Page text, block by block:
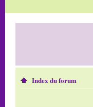
Index du forum